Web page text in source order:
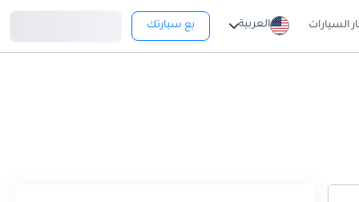
السيارات العربية بع سيارتك